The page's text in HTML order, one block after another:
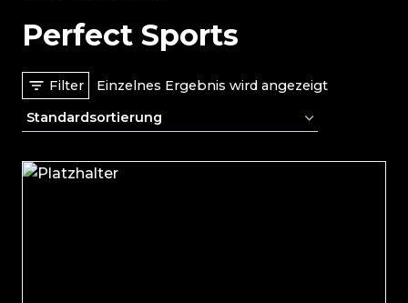
Perfect Sports
Filter Einzelnes Ergebnis wird angezeigt